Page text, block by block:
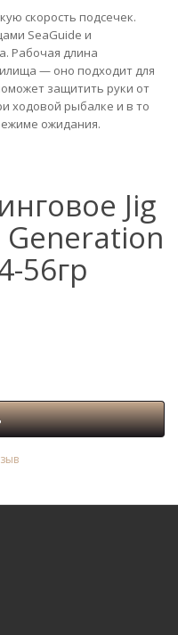
скорость подсечек.
SeaGuide и
Рабочая длина
— оно подходит для
защитить руки от
ходовой рыбалке и в то
ожидания.
Jig
56гр